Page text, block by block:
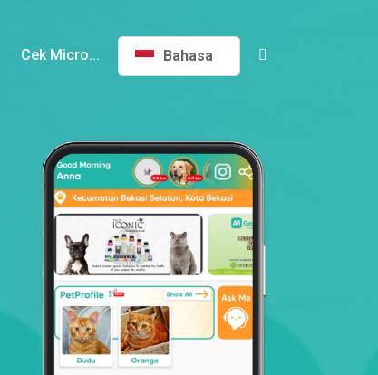
Cek Micro... Bahasa